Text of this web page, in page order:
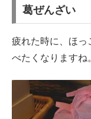
葛ぜんざい
疲れた時に、ほっ
べたくなりますね